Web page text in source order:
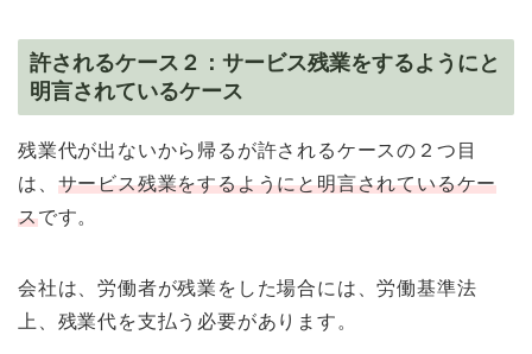
許されるケース２：サービス残業をするようにと
明言されているケース
残業代が出ないから帰るが許されるケースの２つ目
は、 サービス残業をするようにと明言されているケー
スです。
会社は、労働者が残業をした場合には、労働基準法
上、残業代を支払う必要があります。